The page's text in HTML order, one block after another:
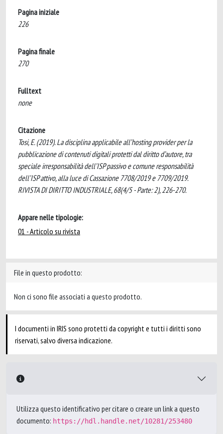
Pagina iniziale
226
Pagina finale
270
Fulltext
none
Citazione
Tosi, E. (2019). La disciplina applicabile all’hosting provider per la
pubblicazione di contenuti digitali protetti dal diritto d’autore, tra
speciale irresponsabilità dell’ISP passivo e comune responsabilità
dell’ISP attivo, alla luce di Cassazione 7708/2019 e 7709/2019.
RIVISTA DI DIRITTO INDUSTRIALE, 68(4/5 - Parte: 2), 226-270.
Appare nelle tipologie:
01 - Articolo su rivista
File in questo prodotto:
Non ci sono file associati a questo prodotto.
I documenti in IRIS sono protetti da copyright e tutti i diritti sono
riservati, salvo diversa indicazione.
Utilizza questo identificativo per citare o creare un link a questo
documento: https://hdl.handle.net/10281/253480